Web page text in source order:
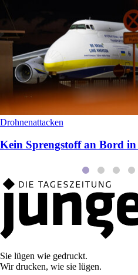
Drohnenattacken
Kein Sprengstoff an Bord
Sie lügen wie gedruckt.
Wir drucken, wie sie lügen.